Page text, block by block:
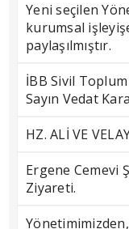
Yeni seçilen
kurumsal
paylaşılmıştır.
İBB Sivil
Sayın Vedat
HZ. ALİ VE
Ergene Cemevi
Ziyareti.